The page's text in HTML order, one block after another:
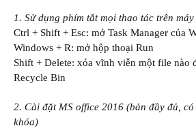
1. Sử dụng phím tắt mọi thao tác trên
Ctrl + Shift + Esc: mở Task Manager của
Windows + R: mở hộp thoại Run
Shift + Delete: xóa vĩnh viễn một file nào
Recycle Bin
2. Cài đặt MS office 2016 (bản đầy đủ,
khóa)